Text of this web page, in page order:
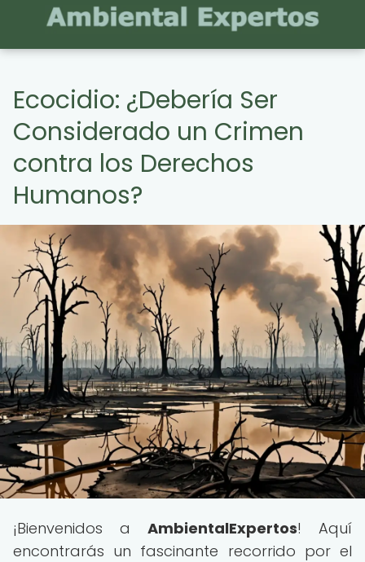
Ecocidio: ¿Debería Ser
Considerado un Crimen
contra los Derechos
Humanos?
¡Bienvenidos a AmbientalExpertos! Aquí
encontrarás un fascinante recorrido por el